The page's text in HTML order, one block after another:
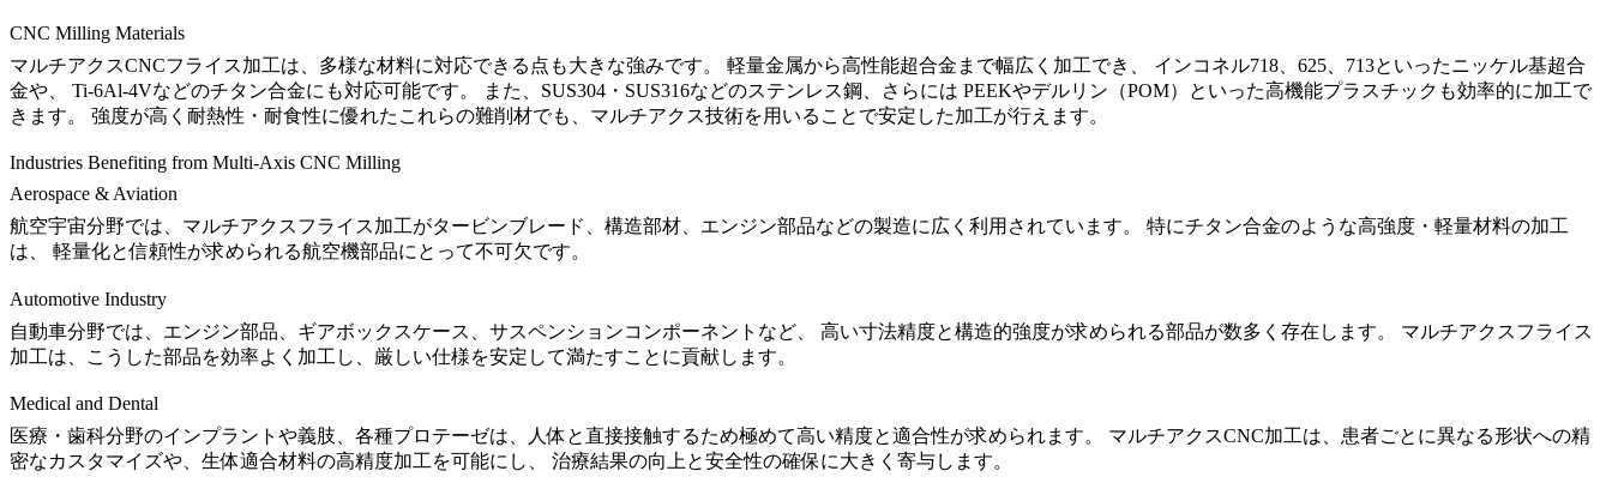
CNC Milling Materials
マルチアクスCNCフライス加工は、多様な材料に対応できる点も大きな強みです。 軽量金属から高性能超合金まで幅広く加工でき、 インコネル718 、625、713といったニッケル基超合
金や、 Ti-6Al-4Vなどのチタン合金にも対応可能です。 また、SUS304・SUS316などのステンレス鋼、さらには PEEKやデルリン（POM）といった高機能プラスチックも効率的に加工で
きます。 強度が高く耐熱性・耐食性に優れたこれらの難削材でも、マルチアクス技術を用いることで安定した加工が行えます。
Industries Benefiting from Multi-Axis CNC Milling
Aerospace & Aviation
航空宇宙分野では、マルチアクスフライス加工がタービンブレード、構造部材、エンジン部品などの製造に広く利用されています。 特にチタン合金のような高強度・軽量材料の加工
は、 軽量化と信頼性が求められる航空機部品にとって不可欠です。
Automotive Industry
自動車分野では、エンジン部品、ギアボックスケース、サスペンションコンポーネントなど、 高い寸法精度と構造的強度が求められる部品が数多く存在します。 マルチアクスフライス
加工は、こうした部品を効率よく加工し、厳しい仕様を安定して満たすことに貢献します。
Medical and Dental
医療・歯科分野のインプラントや義肢、各種プロテーゼは、人体と直接接触するため極めて高い精度と適合性が求められます。 マルチアクスCNC加工は、患者ごとに異なる形状への精
密なカスタマイズや、生体適合材料の高精度加工を可能にし、 治療結果の向上と安全性の確保に大きく寄与します。